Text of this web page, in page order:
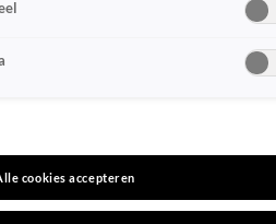
door
cookies accepteren